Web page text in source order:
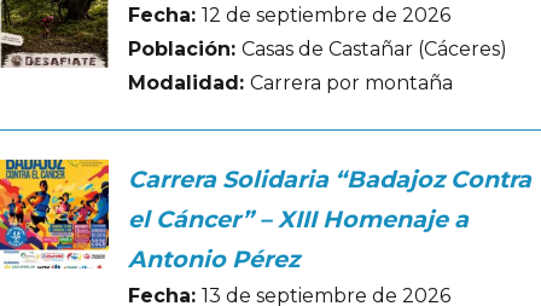
Fecha: 12 de septiembre de 2026
Población: Casas de Castañar (Cáceres)
Modalidad: Carrera por montaña
Carrera Solidaria “Badajoz Contra
el Cáncer” – XIII Homenaje a
Antonio Pérez
Fecha: 13 de septiembre de 2026